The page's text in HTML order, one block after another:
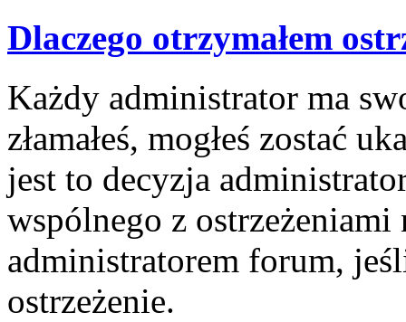
Dlaczego otrzymałem
Każdy administrator ma
złamałeś, mogłeś zostać
jest to decyzja
wspólnego z
administratorem forum,
ostrzeżenie.